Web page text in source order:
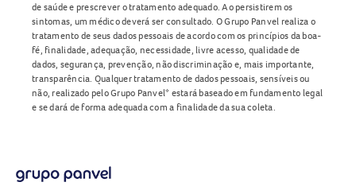
de saúde e prescrever o tratamento adequado. Ao persistirem os
sintomas, um médico deverá ser consultado. O Grupo Panvel realiza o
tratamento de seus dados pessoais de acordo com os princípios da boa-
fé, finalidade, adequação, necessidade, livre acesso, qualidade de
dados, segurança, prevenção, não discriminação e, mais importante,
transparência. Qualquer tratamento de dados pessoais, sensíveis ou
não, realizado pelo Grupo Panvel* estará baseado em fundamento legal
e se dará de forma adequada com a finalidade da sua coleta.